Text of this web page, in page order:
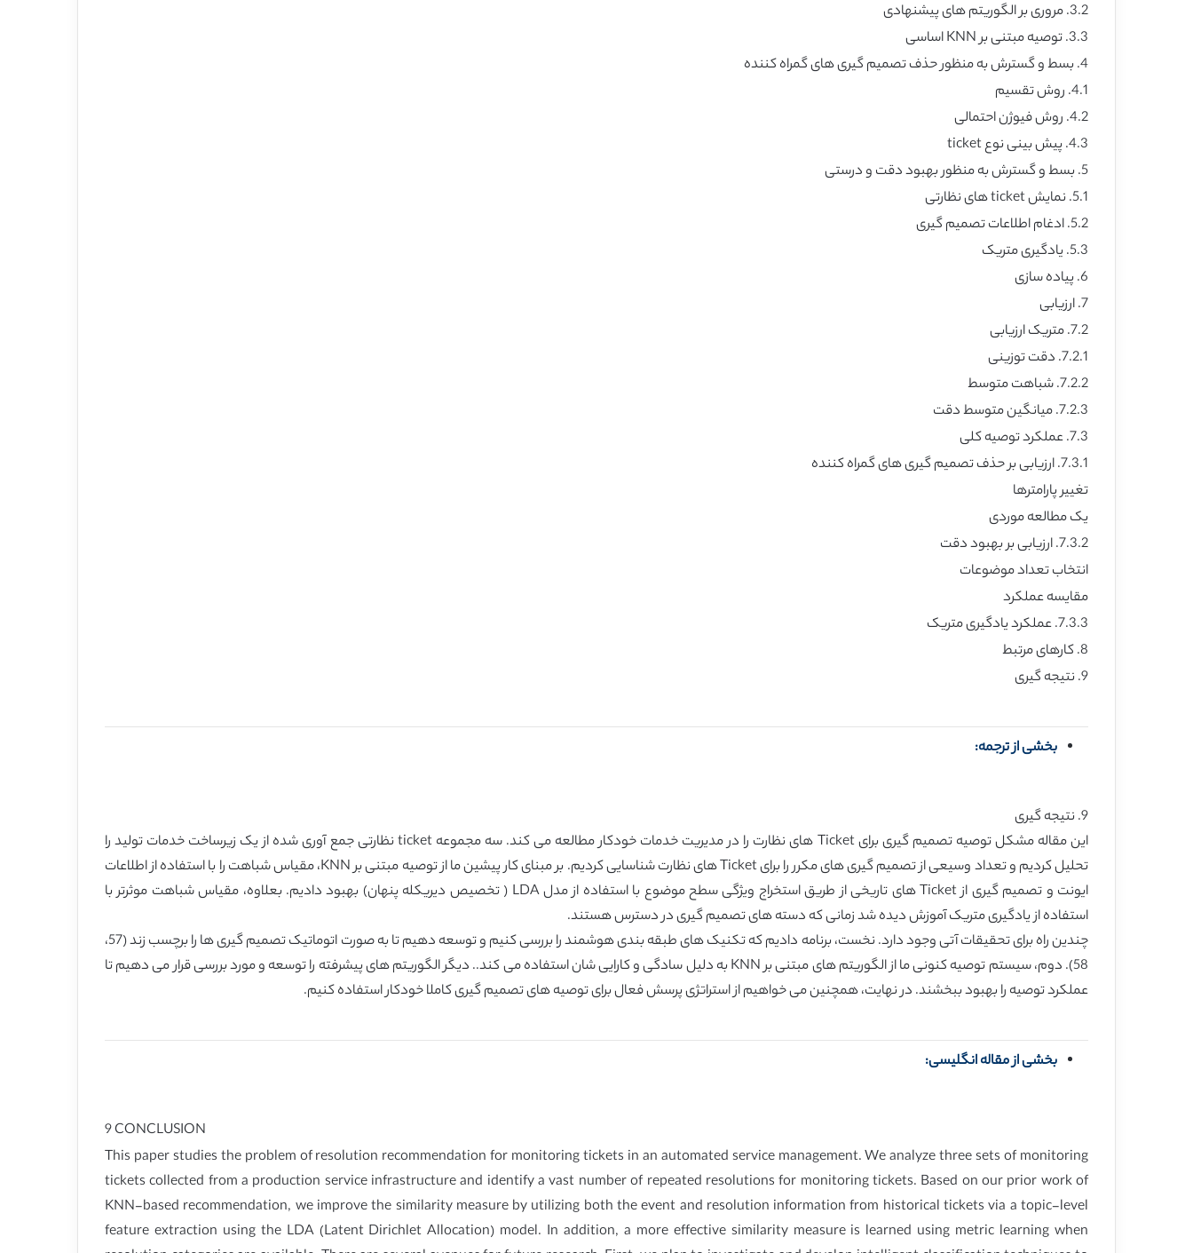
3.2. مروری بر الگوریتم های پیشنهادی
3.3. توصیه مبتنی بر KNN اساسی
4. بسط و گسترش به منظور حذف تصمیم گیری های گمراه کننده
4.1. روش تقسیم
4.2. روش فیوژن احتمالی
4.3. پیش بینی نوع ticket
5. بسط و گسترش به منظور بهبود دقت و درستی
5.1. نمایش ticket های نظارتی
5.2. ادغام اطلاعات تصمیم گیری
5.3. یادگیری متریک
6. پیاده سازی
7. ارزیابی
7.2. متریک ارزیابی
7.2.1. دقت توزینی
7.2.2. شباهت متوسط
7.2.3. میانگین متوسط دقت
7.3. عملکرد توصیه کلی
7.3.1. ارزیابی بر حذف تصمیم گیری های گمراه کننده
تغییر پارامترها
یک مطالعه موردی
7.3.2. ارزیابی بر بهبود دقت
انتخاب تعداد موضوعات
مقایسه عملکرد
7.3.3. عملکرد یادگیری متریک
8. کارهای مرتبط
9. نتیجه گیری
بخشی از ترجمه:
9. نتیجه گیری
این مقاله مشکل توصیه تصمیم گیری برای Ticket های نظارت را در مدیریت خدمات خودکار مطالعه می کند. سه مجموعه ticket نظارتی جمع آوری شده از یک زیرساخت خدمات تولید را
تحلیل کردیم و تعداد وسیعی از تصمیم گیری های مکرر را برای Ticket های نظارت شناسایی کردیم. بر مبنای کار پیشین ما از توصیه مبتنی بر KNN، مقیاس شباهت را با استفاده از اطلاعات
ایونت و تصمیم گیری از Ticket های تاریخی از طریق استخراج ویژگی سطح موضوع با استفاده از مدل LDA ( تخصیص دیریکله پنهان) بهبود دادیم. بعلاوه، مقیاس شباهت موثرتر با
استفاده از یادگیری متریک آموزش دیده شد زمانی که دسته های تصمیم گیری در دسترس هستند.
چندین راه برای تحقیقات آتی وجود دارد. نخست، برنامه دادیم که تکنیک های طبقه بندی هوشمند را بررسی کنیم و توسعه دهیم تا به صورت اتوماتیک تصمیم گیری ها را برچسب زند (57،
58). دوم، سیستم توصیه کنونی ما از الگوریتم های مبتنی بر KNN به دلیل سادگی و کارایی شان استفاده می کند.. دیگر الگوریتم های پیشرفته را توسعه و مورد بررسی قرار می دهیم تا
عملکرد توصیه را بهبود ببخشند. در نهایت، همچنین می خواهیم از استراتژی پرسش فعال برای توصیه های تصمیم گیری کاملا خودکار استفاده کنیم.
بخشی از مقاله انگلیسی:
9 CONCLUSION
This paper studies the problem of resolution recommendation for monitoring tickets in an automated service management. We analyze three sets of monitoring
tickets collected from a production service infrastructure and identify a vast number of repeated resolutions for monitoring tickets. Based on our prior work of
KNN-based recommendation, we improve the similarity measure by utilizing both the event and resolution information from historical tickets via a topic-level
feature extraction using the LDA (Latent Dirichlet Allocation) model. In addition, a more effective similarity measure is learned using metric learning when